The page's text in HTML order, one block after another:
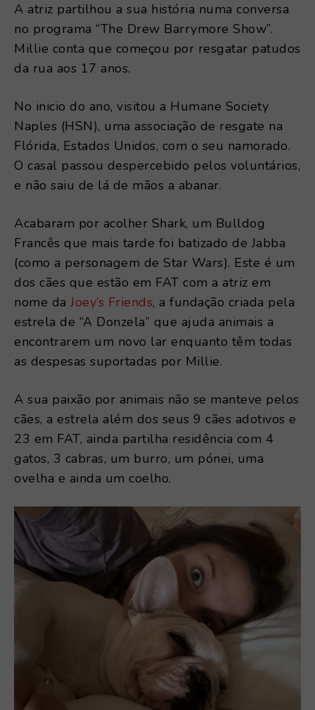
A atriz partilhou a sua história numa conversa
no programa “The Drew Barrymore Show”.
Millie conta que começou por resgatar patudos
da rua aos 17 anos.
No inicio do ano, visitou a Humane Society
Naples (HSN), uma associação de resgate na
Flórida, Estados Unidos, com o seu namorado.
O casal passou despercebido pelos voluntários,
e não saiu de lá de mãos a abanar.
Acabaram por acolher Shark, um Bulldog
Francês que mais tarde foi batizado de Jabba
(como a personagem de Star Wars). Este é um
dos cães que estão em FAT com a atriz em
nome da Joey’s Friends, a fundação criada pela
estrela de “A Donzela” que ajuda animais a
encontrarem um novo lar enquanto têm todas
as despesas suportadas por Millie.
A sua paixão por animais não se manteve pelos
cães, a estrela além dos seus 9 cães adotivos e
23 em FAT, ainda partilha residência com 4
gatos, 3 cabras, um burro, um pónei, uma
ovelha e ainda um coelho.